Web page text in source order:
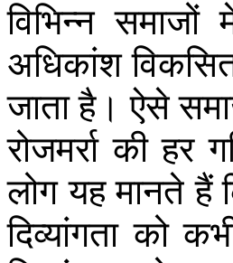
विभिन्न समाजों
अधिकांश
जाता है। ऐसे
रोजमर्रा की हर
लोग यह मानते हैं
दिव्यांगता को